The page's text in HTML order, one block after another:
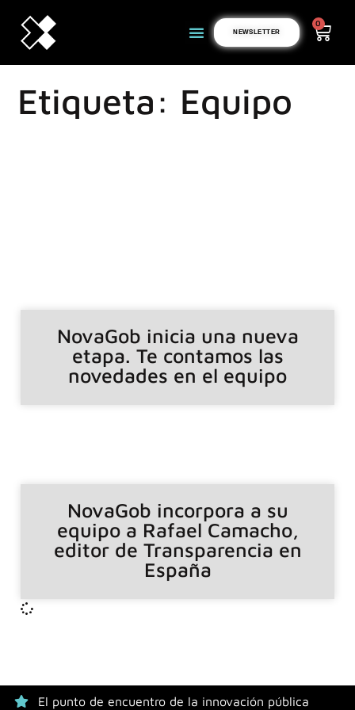
NEWSLETTER
0
Etiqueta: Equipo
NovaGob inicia una nueva
etapa. Te contamos las
novedades en el equipo
NovaGob incorpora a su
equipo a Rafael Camacho,
editor de Transparencia en
España
El punto de encuentro de la innovación pública